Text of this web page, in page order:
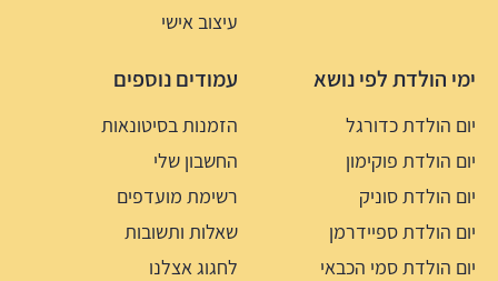
עיצוב אישי
ימי הולדת לפי נושא
יום הולדת כדורגל
יום הולדת פוקימון
יום הולדת סוניק
יום הולדת ספיידרמן
יום הולדת סמי הכבאי
עמודים נוספים
הזמנות בסיטונאות
החשבון שלי
רשימת מועדפים
שאלות ותשובות
לחגוג אצלנו